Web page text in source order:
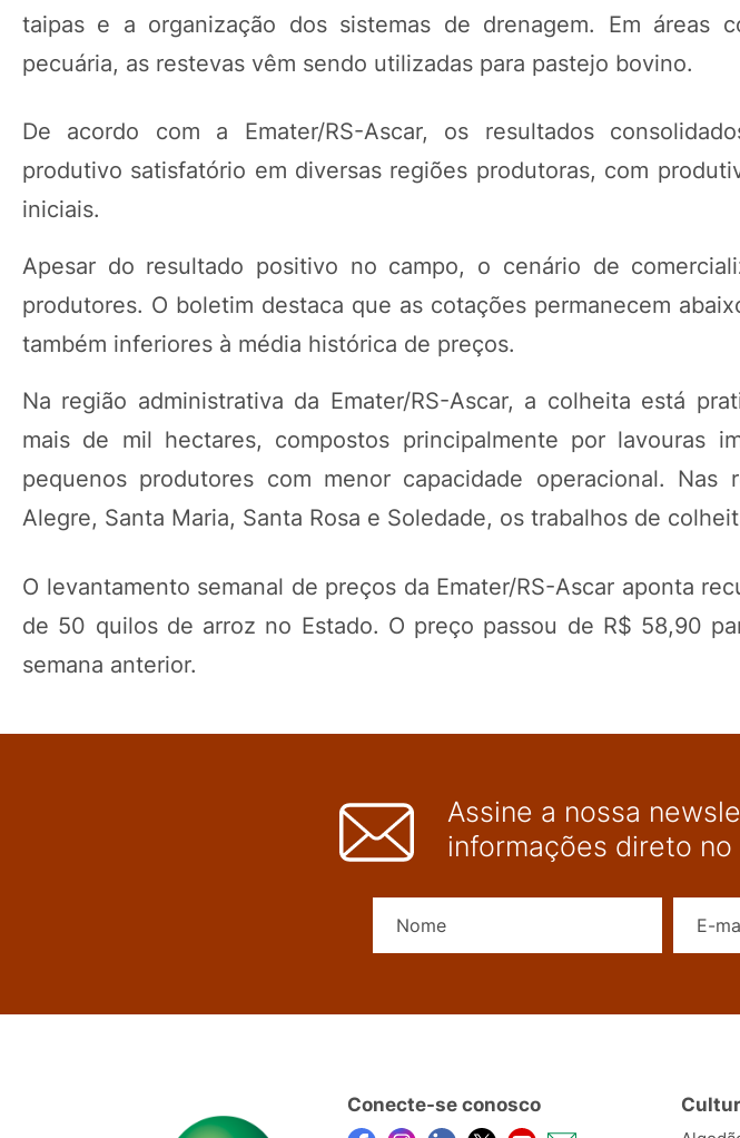
taipas e a organização dos sistemas de drenagem. Em áreas
pecuária, as restevas vêm sendo utilizadas para pastejo bovino.
De acordo com a Emater/RS-Ascar, os resultados
produtivo satisfatório em diversas regiões produtoras, com
iniciais.
Apesar do resultado positivo no campo, o cenário de
produtores. O boletim destaca que as cotações permanecem
também inferiores à média histórica de preços.
Na região administrativa da Emater/RS-Ascar, a colheita está
mais de mil hectares, compostos principalmente por lavouras
pequenos produtores com menor capacidade operacional. Nas
Alegre, Santa Maria, Santa Rosa e Soledade, os trabalhos de
O levantamento semanal de preços da Emater/RS-Ascar aponta
de 50 quilos de arroz no Estado. O preço passou de R$ 58,90
semana anterior.
Assine a nossa
informações direto no
Conecte-se conosco